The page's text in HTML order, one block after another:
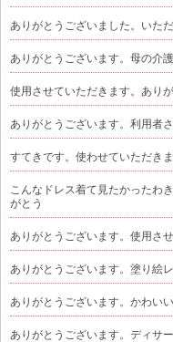
ありがとうございました。いただ
ありがとうございます。母の介護
使用させていただきます。あり
ありがとうございます。利用者
すてきです。使わせていただきま
こんなドレス着て見たかったわ
がとう
ありがとうございます。使用さ
ありがとうございます。塗り絵
ありがとうございます。かわい
ありがとうございます。ディサ